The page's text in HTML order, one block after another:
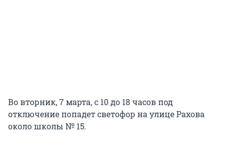
Во вторник, 7 марта, с 10 до 18 часов под
отключение попадет светофор на улице Рахова
около школы № 15.